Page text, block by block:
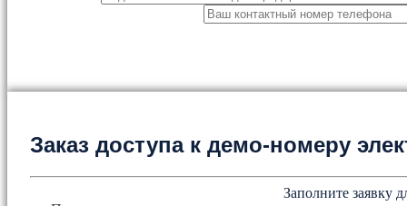
Заказ доступа к демо-номеру
Заполните заявку